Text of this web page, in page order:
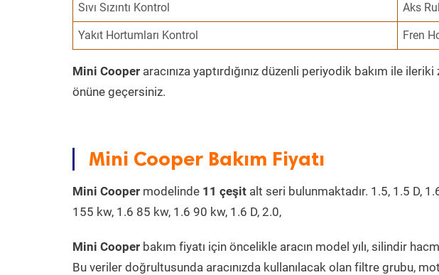
Sıvı Sızıntı Kontrol Aks
Yakıt Hortumları Kontrol Fren
Mini Cooper aracınıza yaptırdığınız düzenli periyodik bakım ile
önüne geçersiniz.
Mini Cooper Bakım Fiyatı
Mini Cooper modelinde 11 çeşit alt seri bulunmaktadır. 1.5, 1.5 D,
155 kw, 1.6 85 kw, 1.6 90 kw, 1.6 D, 2.0,
Mini Cooper bakım fiyatı için öncelikle aracın model yılı, silindir
Bu veriler doğrultusunda aracınızda kullanılacak olan filtre grubu,